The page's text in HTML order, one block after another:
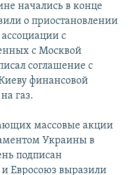
начались в конце
о приостановлении
с
с Москвой
соглашение с
финансовой
газ.
массовые акции
Украины в
подписан
Евросоюз выразили